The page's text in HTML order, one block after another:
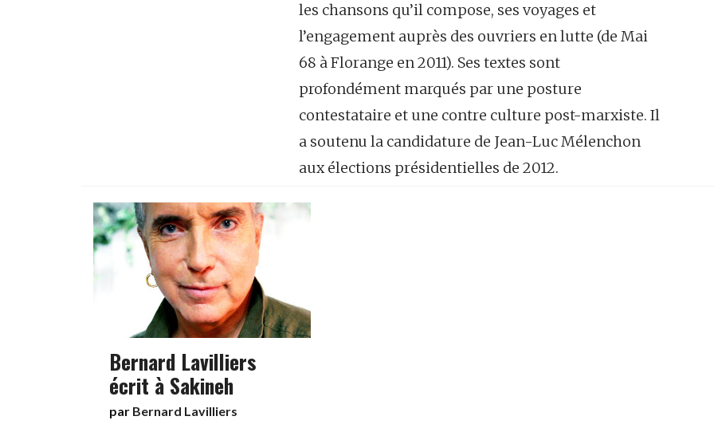
les chansons qu’il compose, ses voyages et
l’engagement auprès des ouvriers en lutte (de Mai
68 à Florange en 2011). Ses textes sont
profondément marqués par une posture
contestataire et une contre culture post-marxiste. Il
a soutenu la candidature de Jean-Luc Mélenchon
aux élections présidentielles de 2012.
Bernard Lavilliers
écrit à Sakineh
par Bernard Lavilliers